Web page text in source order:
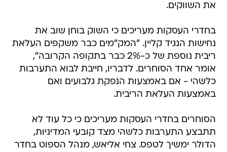
את השווקים.
בחדרי העסקות מעריכים כי השוק בוחן שוב את
נחישות הנגיד קליין. "המק"מים כבר משקפים העלאת
ריבית נוספת של כ-2% כבר בתקופה הקרובה",
אומר אחד הסוחרים. לדבריו, חייבת לבוא התערבות
כלשהי - אם באמצעות הנפקת גלבועים ואם
באמצעות העלאת הריבית.
הסוחרים בחדרי העסקות מעריכים כי כל עוד לא
תתבצע התערבות כלשהי מצד קובעי המדיניות,
הדולר ימשיך לטפס. צחי אליאש, מנהל הספוט בחדר